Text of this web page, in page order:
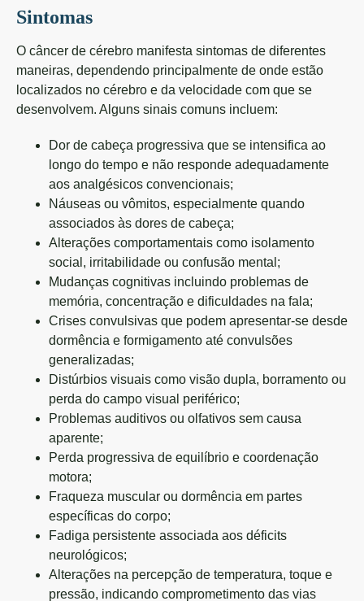
Sintomas
O câncer de cérebro manifesta sintomas de diferentes
maneiras, dependendo principalmente de onde estão
localizados no cérebro e da velocidade com que se
desenvolvem. Alguns sinais comuns incluem:
Dor de cabeça progressiva que se intensifica ao
longo do tempo e não responde adequadamente
aos analgésicos convencionais;
Náuseas ou vômitos, especialmente quando
associados às dores de cabeça;
Alterações comportamentais como isolamento
social, irritabilidade ou confusão mental;
Mudanças cognitivas incluindo problemas de
memória, concentração e dificuldades na fala;
Crises convulsivas que podem apresentar-se desde
dormência e formigamento até convulsões
generalizadas;
Distúrbios visuais como visão dupla, borramento ou
perda do campo visual periférico;
Problemas auditivos ou olfativos sem causa
aparente;
Perda progressiva de equilíbrio e coordenação
motora;
Fraqueza muscular ou dormência em partes
específicas do corpo;
Fadiga persistente associada aos déficits
neurológicos;
Alterações na percepção de temperatura, toque e
pressão, indicando comprometimento das vias